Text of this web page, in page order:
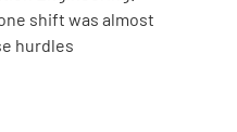
shift was almost
hurdles